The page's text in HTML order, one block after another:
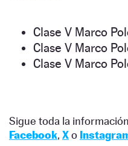
Clase V Marco
Clase V Marco
Clase V Marco
Sigue toda la
Facebook, Xo